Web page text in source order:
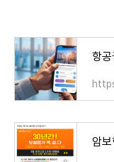
항
암